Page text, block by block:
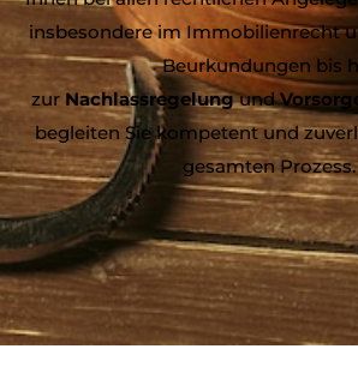
insbesondere im Immobilienrecht
Beurkundungen bis
zur Nachlassregelungund
begleiten Sie kompetent und
gesamten Prozess.